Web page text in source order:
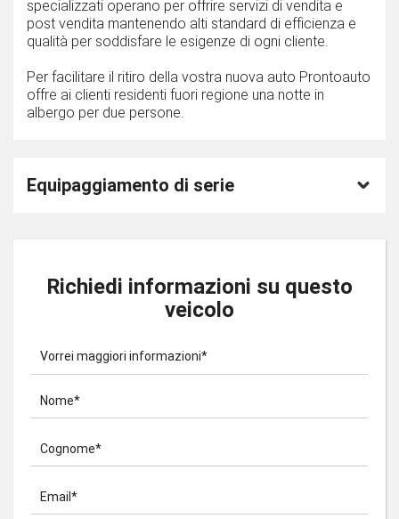
specializzati operano per offrire servizi di vendita e
post vendita mantenendo alti standard di efficienza e
qualità per soddisfare le esigenze di ogni cliente.
Per facilitare il ritiro della vostra nuova auto Prontoauto
offre ai clienti residenti fuori regione una notte in
albergo per due persone.
Equipaggiamento di serie
Richiedi informazioni su questo
veicolo
Vorrei maggiori informazioni*
Nome*
Cognome*
Email*